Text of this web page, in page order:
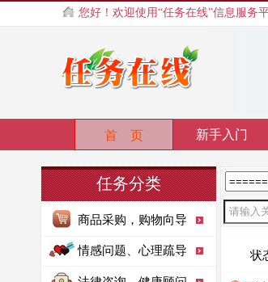
您好！欢迎使用“任务在线”信息服务平
首 页 新手入门
任务分类
商品采购，购物向导
情感问题、心理疏导 状